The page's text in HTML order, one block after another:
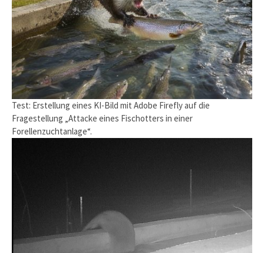
Test: Erstellung eines KI-Bild mit Adobe Firefly auf die
Fragestellung „Attacke eines Fischotters in einer
Forellenzuchtanlage“.